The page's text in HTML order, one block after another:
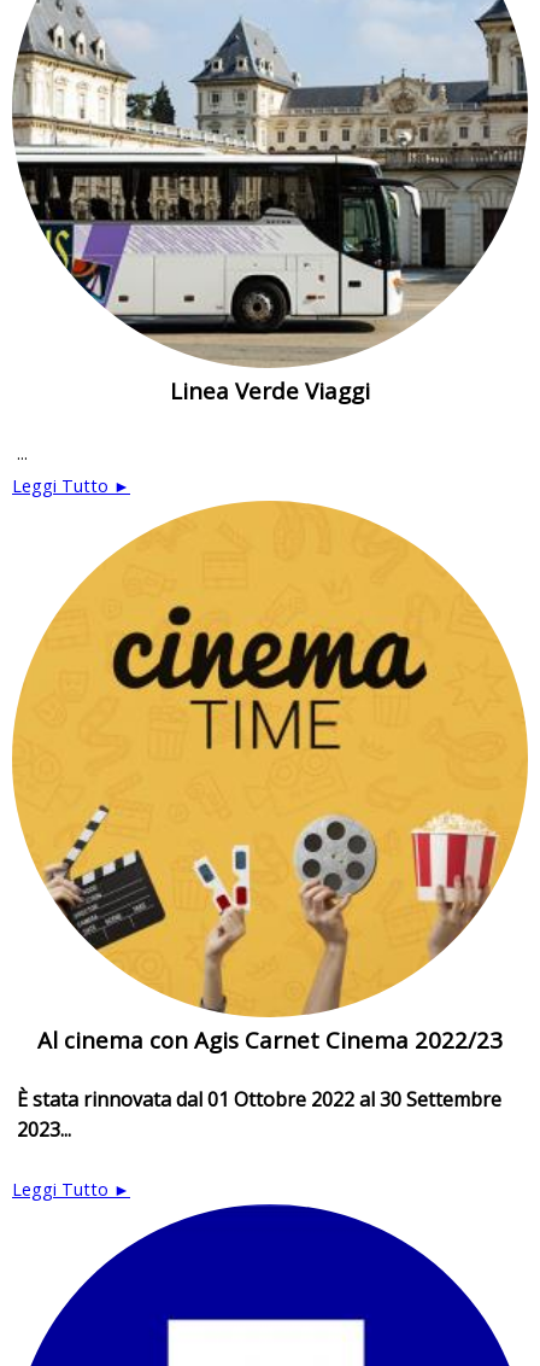
Linea Verde Viaggi
...
Leggi Tutto ►
Al cinema con Agis Carnet Cinema 2022/23
È stata rinnovata dal 01 Ottobre 2022 al 30 Settembre
2023...
Leggi Tutto ►